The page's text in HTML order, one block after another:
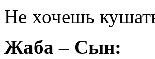
Не хочешь
Жаба – Сын: